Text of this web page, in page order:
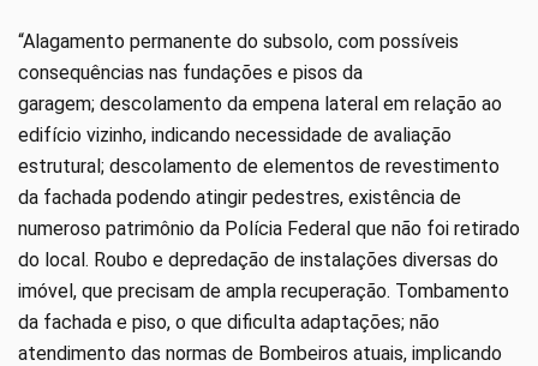
“Alagamento permanente do subsolo, com possíveis
consequências nas fundações e pisos da
garagem; descolamento da empena lateral em relação ao
edifício vizinho, indicando necessidade de avaliação
estrutural; descolamento de elementos de revestimento
da fachada podendo atingir pedestres, existência de
numeroso patrimônio da Polícia Federal que não foi retirado
do local. Roubo e depredação de instalações diversas do
imóvel, que precisam de ampla recuperação. Tombamento
da fachada e piso, o que dificulta adaptações; não
atendimento das normas de Bombeiros atuais, implicando